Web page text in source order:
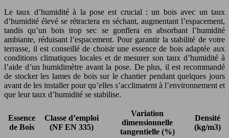
Le taux d’humidité à la pose est crucial : un bois avec un taux
d’humidité élevé se rétractera en séchant, augmentant l’espacement,
tandis qu’un bois trop sec se gonflera en absorbant l’humidité
ambiante, réduisant l’espacement. Pour garantir la stabilité de votre
terrasse, il est conseillé de choisir une essence de bois adaptée aux
conditions climatiques locales et de mesurer son taux d’humidité à
l’aide d’un humidimètre avant la pose. De plus, il est recommandé
de stocker les lames de bois sur le chantier pendant quelques jours
avant de les installer pour qu’elles s’acclimatent à l’environnement et
que leur taux d’humidité se stabilise.
Essence
de Bois
Classe d’emploi
(NF EN 335)
Variation
dimensionnelle
tangentielle (%)
Densité
(kg/m3)